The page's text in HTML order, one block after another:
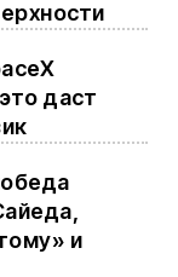
даст
и